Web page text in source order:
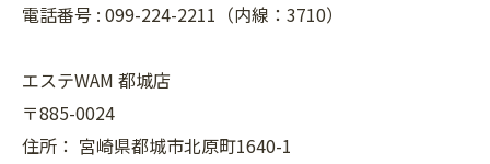
電話番号 : 099-224-2211（内線：3710）
エステWAM 都城店
〒885-0024
住所： 宮崎県都城市北原町1640-1